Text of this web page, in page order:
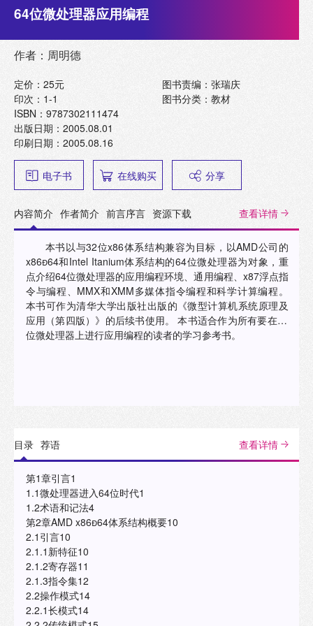
64位微处理器应用编程
作者：周明德
定价：25元
印次：1-1
ISBN：9787302111474
出版日期：2005.08.01
印刷日期：2005.08.16
图书责编：张瑞庆
图书分类：教材
电子书 在线购买 分享
内容简介 作者简介 前言序言 资源下载 查看详情
本书以与32位x86体系结构兼容为目标，以AMD公司的
x8664和Intel Itanium体系结构的64位微处理器为对象，重
点介绍64位微处理器的应用编程环境、通用编程、x87浮点指
令与编程、MMX和XMM多媒体指令编程和科学计算编程。
本书可作为清华大学出版社出版的《微型计算机系统原理及
应用（第四版）》的后续书使用。 本书适合作为所有要在64
位微处理器上进行应用编程的读者的学习参考书。
目录 荐语 查看详情
第1章引言1
1.1微处理器进入64位时代1
1.2术语和记法4
第2章AMD x8664体系结构概要10
2.1引言10
2.1.1新特征10
2.1.2寄存器11
2.1.3指令集12
2.2操作模式14
2.2.1长模式14